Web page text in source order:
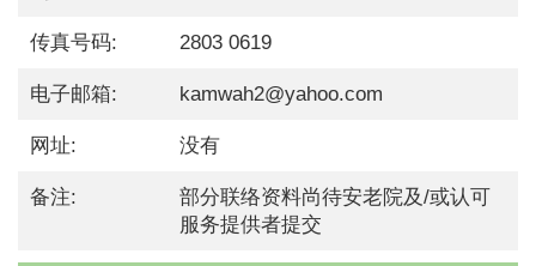
传真号码: 2803 0619
电子邮箱: kamwah2@yahoo.com
网址: 没有
备注:
部分联络资料尚待安老院及/或认可
服务提供者提交